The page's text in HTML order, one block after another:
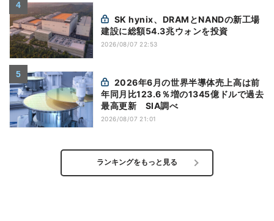
建設に総額54.3兆ウォンを投資
2026/08/07 22:53
年同月比123.6％増の1345億ドルで過去
最高更新 SIA調べ
2026/08/07 21:01
ランキングをもっと見る